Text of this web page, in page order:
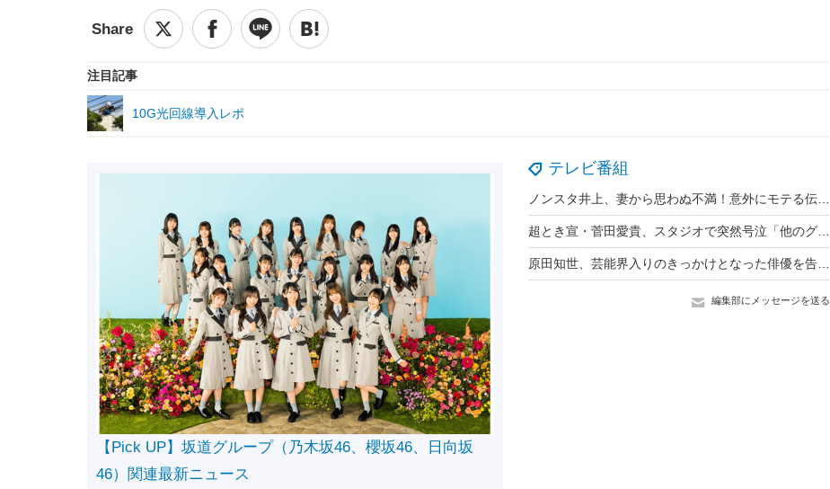
注目記事
10G光回線導入レポ
テレビ番組
編集部にメッセージを送る
【Pick UP】坂道グループ（乃木坂46、櫻坂46、日向坂
46）関連最新ニュース